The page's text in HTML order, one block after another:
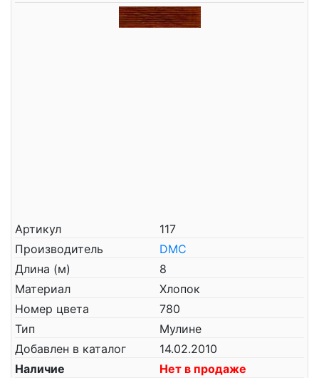
Артикул
117
Производитель
DMC
Длина (м)
8
Материал
Хлопок
Номер цвета
780
Тип
Мулине
Добавлен в каталог
14.02.2010
Наличие
Нет в продаже